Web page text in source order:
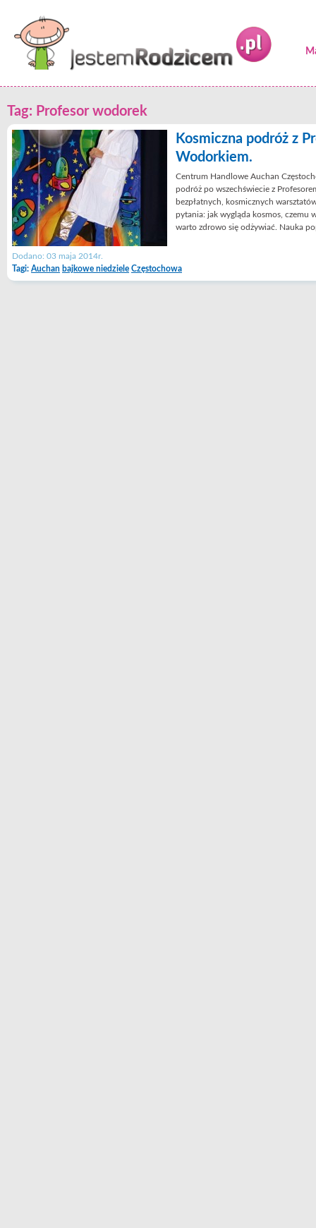
Tag: Profesor wodorek
Kosmiczna podróż z
Wodorkiem.
Centrum Handlowe Auchan
podróż po wszechświecie z
bezpłatnych, kosmicznych
pytania: jak wygląda kosmos, czemu
warto zdrowo się odżywiać. Nauka
Dodano: 03 maja 2014r.
Tagi: Auchan bajkowe niedziele Częstochowa